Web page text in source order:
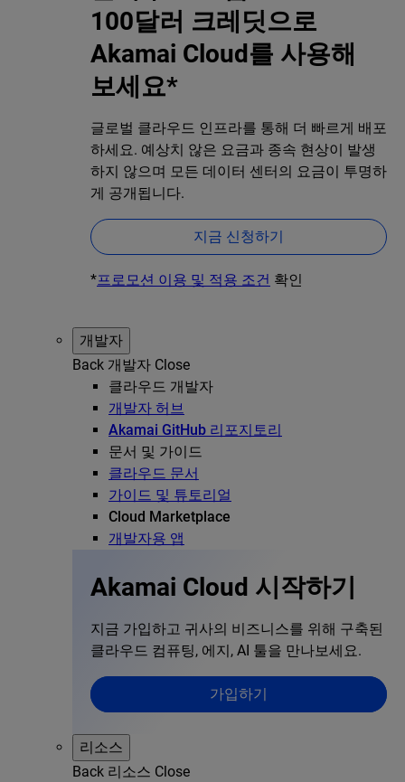
100달러 크레딧으로
Akamai Cloud를 사용해
보세요*
글로벌 클라우드 인프라를 통해 더 빠르게 배포
하세요. 예상치 않은 요금과 종속 현상이 발생
하지 않으며 모든 데이터 센터의 요금이 투명하
게 공개됩니다.
지금 신청하기
*프로모션 이용 및 적용 조건 확인
개발자
Back 개발자 Close
클라우드 개발자
개발자 허브
Akamai GitHub 리포지토리
문서 및 가이드
클라우드 문서
가이드 및 튜토리얼
Cloud Marketplace
개발자용 앱
Akamai Cloud 시작하기
지금 가입하고 귀사의 비즈니스를 위해 구축된
클라우드 컴퓨팅, 에지, AI 툴을 만나보세요.
가입하기
리소스
Back 리소스 Close